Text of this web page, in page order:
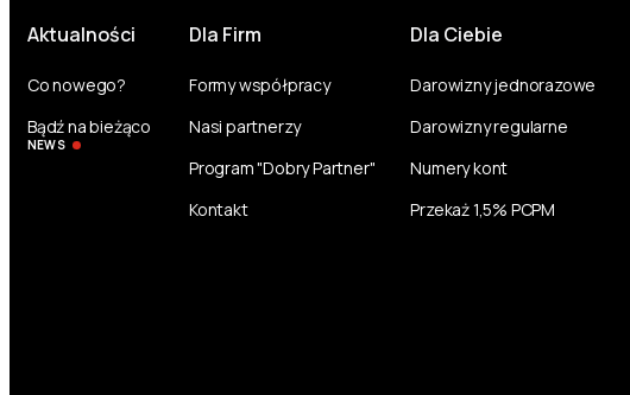
Aktualności
Co nowego?
Bądź na bieżąco
NEWS
Dla Firm
Formy współpracy
Nasi partnerzy
Program "Dobry Partner"
Kontakt
Dla Ciebie
Darowizny jednorazowe
Darowizny regularne
Numery kont
Przekaż 1,5% PCPM